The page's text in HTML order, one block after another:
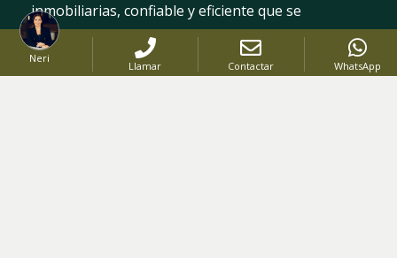
Neri
Llamar Contactar WhatsApp
inmobiliarias, confiable y eficiente que se
preocupa por apoyar no solo la gestión de
compra, venta y renta de los inmuebles de